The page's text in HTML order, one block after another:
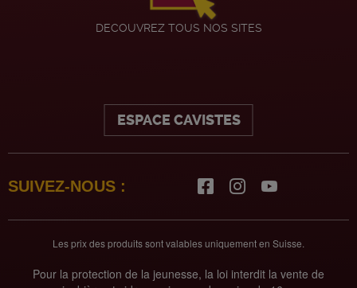
DECOUVREZ TOUS NOS SITES
ESPACE CAVISTES
SUIVEZ-NOUS :
Les prix des produits sont valables uniquement en Suisse.
Pour la protection de la jeunesse, la loi interdit la vente de